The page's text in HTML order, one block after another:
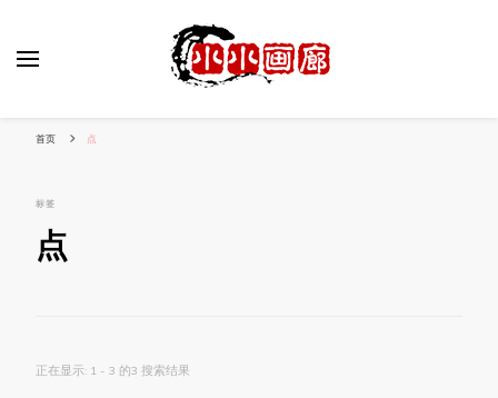
首页 点
标签
点
正在显示: 1 - 3 的3 搜索结果